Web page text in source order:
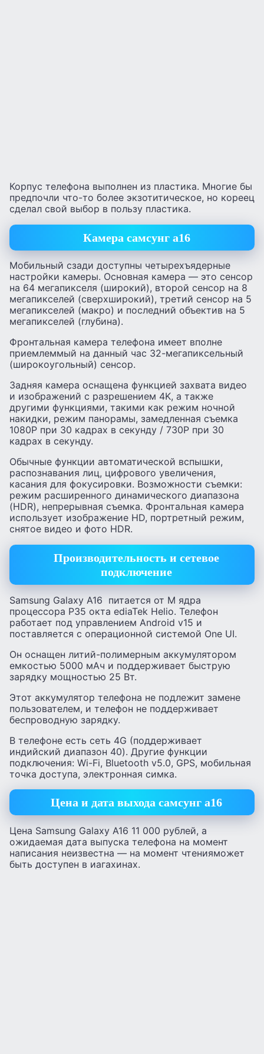
Корпус телефона выполнен из пластика. Многие бы
предпочли что-то более экзотитическое, но кореец
сделал свой выбор в пользу пластика.
Камера самсунг а16
Мобильный сзади доступны четырехъядерные
настройки камеры. Основная камера — это сенсор
на 64 мегапикселя (широкий), второй сенсор на 8
мегапикселей (сверхширокий), третий сенсор на 5
мегапикселей (макро) и последний объектив на 5
мегапикселей (глубина).
Фронтальная камера телефона имеет вполне
приемлеммый на данный час 32-мегапиксельный
(широкоугольный) сенсор.
Задняя камера оснащена функцией захвата видео
и изображений с разрешением 4K, а также
другими функциями, такими как режим ночной
накидки, режим панорамы, замедленная съемка
1080P при 30 кадрах в секунду / 730P при 30
кадрах в секунду.
Обычные функции автоматической вспышки,
распознавания лиц, цифрового увеличения,
касания для фокусировки. Возможности съемки:
режим расширенного динамического диапазона
(HDR), непрерывная съемка. Фронтальная камера
использует изображение HD, портретный режим,
снятое видео и фото HDR.
Производительность и сетевое
подключение
Samsung Galaxy A16 питается от M ядра
процессора P35 окта ediaTek Helio. Телефон
работает под управлением Android v15 и
поставляется с операционной системой One UI.
Он оснащен литий-полимерным аккумулятором
емкостью 5000 мАч и поддерживает быструю
зарядку мощностью 25 Вт.
Этот аккумулятор телефона не подлежит замене
пользователем, и телефон не поддерживает
беспроводную зарядку.
В телефоне есть сеть 4G (поддерживает
индийский диапазон 40). Другие функции
подключения: Wi-Fi, Bluetooth v5.0, GPS, мобильная
точка доступа, электронная симка.
Цена и дата выхода самсунг а16
Цена Samsung Galaxy A16 11 000 рублей, а
ожидаемая дата выпуска телефона на момент
написания неизвестна — на момент чтенияможет
быть доступен в иагахинах.